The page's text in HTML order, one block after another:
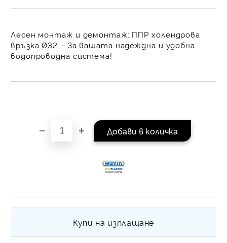
Лесен монтаж и демонтаж: ППР холендрова
връзка Ø32 – За вашата надеждна и удобна
водопроводна система!
Купи на изплащане
Плащане на 6
на поръчката се